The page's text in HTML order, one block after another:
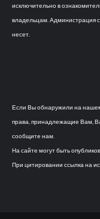
исключительно в
владельцам. Администрация
несет.
Если Вы обнаружили на
права, принадлежащие Вам,
сообщите нам.
На сайте могут быть
При цитировании ссылка на